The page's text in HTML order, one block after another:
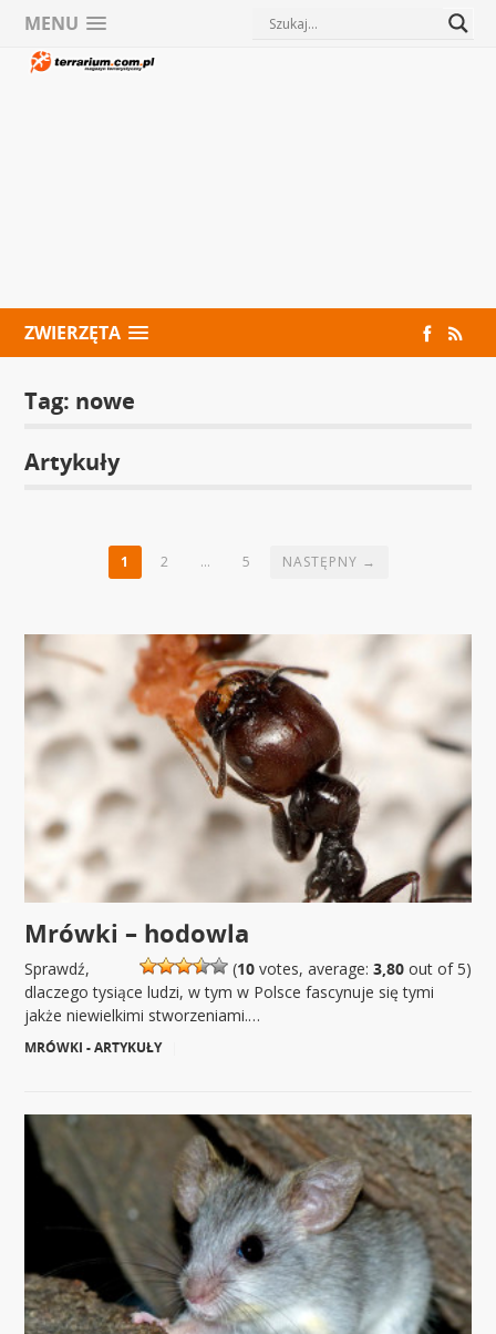
MENU
ZWIERZĘTA
Tag: nowe
Artykuły
1 2 … 5 NASTĘPNY →
Mrówki – hodowla
(10votes, average: 3,80out of 5)
Sprawdź,
dlaczego tysiące ludzi, w tym w Polsce fascynuje się tymi
jakże niewielkimi stworzeniami.…
MRÓWKI - ARTYKUŁY